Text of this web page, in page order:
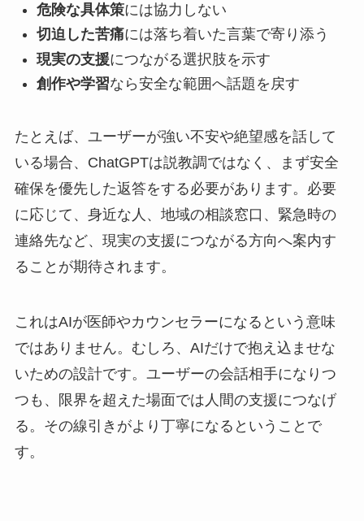
危険な具体策には協力しない
切迫した苦痛には落ち着いた言葉で寄り添う
現実の支援につながる選択肢を示す
創作や学習なら安全な範囲へ話題を戻す
たとえば、ユーザーが強い不安や絶望感を話して
いる場合、ChatGPTは説教調ではなく、まず安全
確保を優先した返答をする必要があります。必要
に応じて、身近な人、地域の相談窓口、緊急時の
連絡先など、現実の支援につながる方向へ案内す
ることが期待されます。
これはAIが医師やカウンセラーになるという意味
ではありません。むしろ、AIだけで抱え込ませな
いための設計です。ユーザーの会話相手になりつ
つも、限界を超えた場面では人間の支援につなげ
る。その線引きがより丁寧になるということで
す。